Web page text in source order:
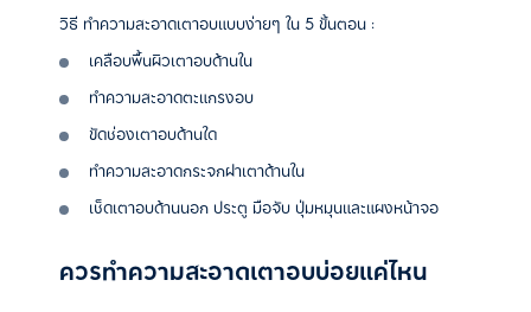
วิธี ทำความสะอาดเตาอบแบบง่ายๆ ใน 5 ขั้นตอน :
เคลือบพื้นผิวเตาอบด้านใน
ทำความสะอาดตะแกรงอบ
ขัดช่องเตาอบด้านใด
ทำความสะอาดกระจกฝาเตาด้านใน
เช็ดเตาอบด้านนอก ประตู มือจับ ปุ่มหมุนและแผงหน้าจอ
ควรทำความสะอาดเตาอบบ่อยแค่ไหน